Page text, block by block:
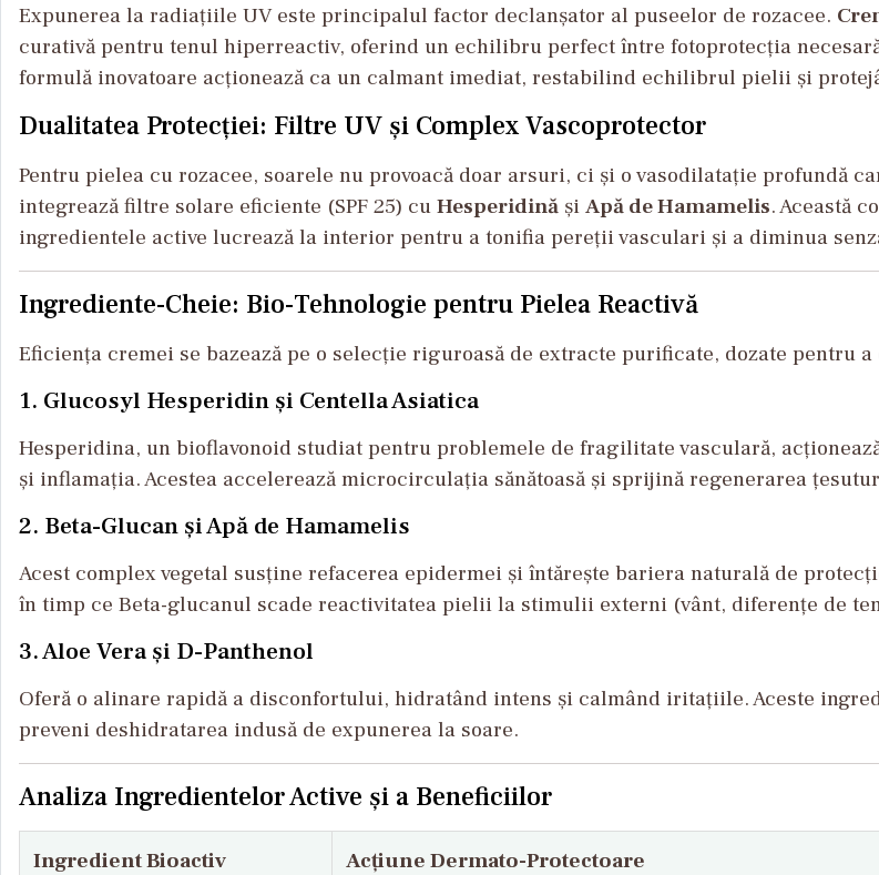
Expunerea la radiațiile UV este principalul factor declanșator al puseelor de rozacee.
curativă pentru tenul hiperreactiv, oferind un echilibru perfect între fotoprotecția
formulă inovatoare acționează ca un calmant imediat, restabilind echilibrul pielii și
Dualitatea Protecției: Filtre UV și Complex Vascoprotector
Pentru pielea cu rozacee, soarele nu provoacă doar arsuri, ci și o vasodilatație profundă
integrează filtre solare eficiente (SPF 25) cu Hesperidină și Apă de Hamamelis. Această
ingredientele active lucrează la interior pentru a tonifia pereții vasculari și a diminua
Ingrediente-Cheie: Bio-Tehnologie pentru Pielea Reactivă
Eficiența cremei se bazează pe o selecție riguroasă de extracte purificate, dozate pentru
1. Glucosyl Hesperidin și Centella Asiatica
Hesperidina, un bioflavonoid studiat pentru problemele de fragilitate vasculară,
și inflamația. Acestea accelerează microcirculația sănătoasă și sprijină regenerarea
2. Beta-Glucan și Apă de Hamamelis
Acest complex vegetal susține refacerea epidermei și întărește bariera naturală de
în timp ce Beta-glucanul scade reactivitatea pielii la stimulii externi (vânt, diferențe de
3. Aloe Vera și D-Panthenol
Oferă o alinare rapidă a disconfortului, hidratând intens și calmând iritațiile. Aceste
preveni deshidratarea indusă de expunerea la soare.
Analiza Ingredientelor Active și a Beneficiilor
Ingredient Bioactiv Acțiune Dermato-Protectoare